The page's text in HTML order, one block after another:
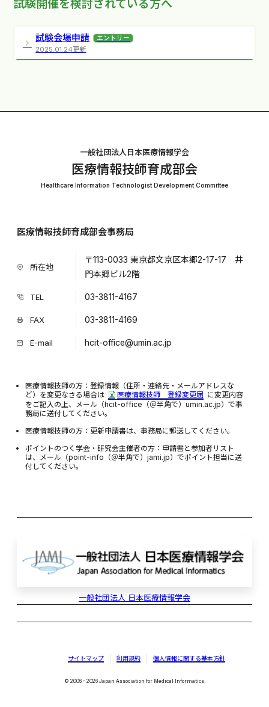
試験開催を検討されている方へ
試験会場申請 エントリー
2025.01.24更新
一般社団法人日本医療情報学会
医療情報技師育成部会
Healthcare Information Technologist Development Committee
医療情報技師育成部会事務局
所在地
〒113-0033 東京都文京区本郷2-17-17 井
門本郷ビル2階
TEL 03-3811-4167
FAX 03-3811-4169
E-mail hcit-office@umin.ac.jp
医療情報技師の方：登録情報（住所・連絡先・メールアドレスな
ど）を変更なさる場合は
医療情報技師 登録変更届 に変更内容
をご記入の上、メール（hcit-office（＠半角で）umin.ac.jp）で事
務局に送付してください。
医療情報技師の方：更新申請書は、事務局に郵送してください。
ポイントのつく学会・研究会主催者の方：申請書と参加者リスト
は、メール（point-info（＠半角で）jami.jp）でポイント担当に送
付してください。
一般社団法人 日本医療情報学会
© 2006 - 2026 Japan Association for Medical Informatics.
サイトマップ 利用規約 個人情報に関する基本方針